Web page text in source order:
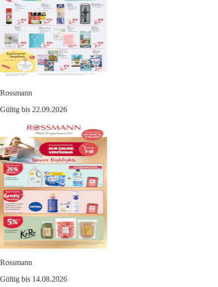
Rossmann
Gültig bis 22.09.2026
Rossmann
Gültig bis 14.08.2026